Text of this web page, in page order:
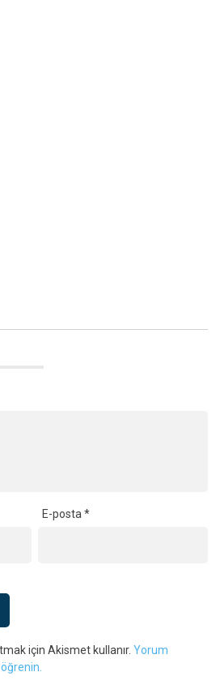
E-posta*
için Akismet kullanır. Yorum